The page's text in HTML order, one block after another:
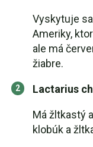
Vyskytuje
Ameriky,
ale má
žiabre.
Lactarius
Má žltkastý
klobúk a